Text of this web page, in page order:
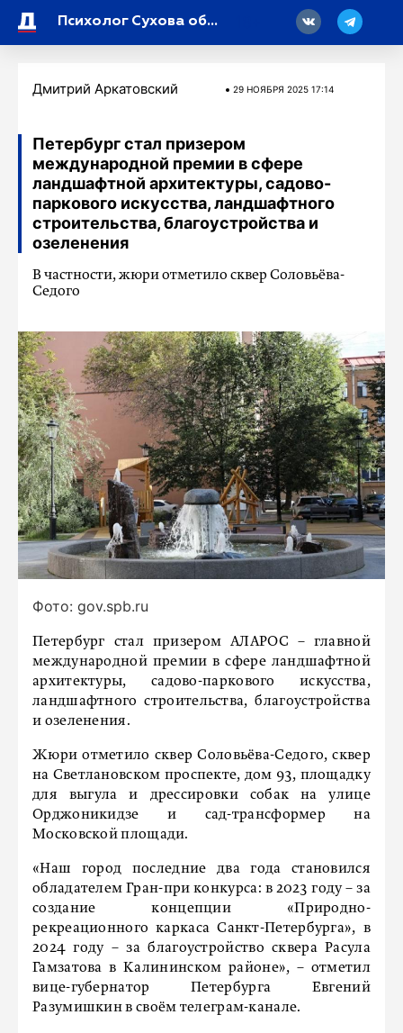
Психолог Сухова объяснила тягу к эмоционально недоступным партнерам
Дмитрий Аркатовский 29 НОЯБРЯ 2025 17:14
Петербург стал призером
международной премии в сфере
ландшафтной архитектуры, садово-
паркового искусства, ландшафтного
строительства, благоустройства и
озеленения
В частности, жюри отметило сквер Соловьёва-
Седого
Фото: gov.spb.ru
Петербург стал призером АЛАРОС – главной
международной премии в сфере ландшафтной
архитектуры, садово-паркового искусства,
ландшафтного строительства, благоустройства
и озеленения.
Жюри отметило сквер Соловьёва-Седого, сквер
на Светлановском проспекте, дом 93, площадку
для выгула и дрессировки собак на улице
Орджоникидзе и сад-трансформер на
Московской площади.
«Наш город последние два года становился
обладателем Гран-при конкурса: в 2023 году – за
создание концепции «Природно-
рекреационного каркаса Санкт-Петербурга», в
2024 году – за благоустройство сквера Расула
Гамзатова в Калининском районе», – отметил
вице-губернатор Петербурга Евгений
Разумишкин в своём телеграм-канале.